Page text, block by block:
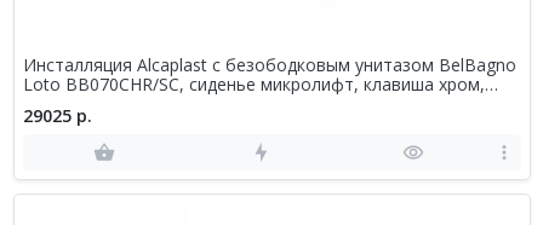
Инсталляция Alcaplast с безободковым унитазом BelBagno
Loto BB070CHR/SC, сиденье микролифт, клавиша хром,
29025 р.